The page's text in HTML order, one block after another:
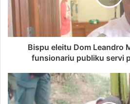
Bispu eleitu Dom Leandro
funsionariu publiku servi